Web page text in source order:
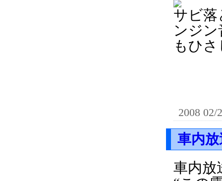
サビ落
ンジ
もひ
2008 02/
車内
車内放